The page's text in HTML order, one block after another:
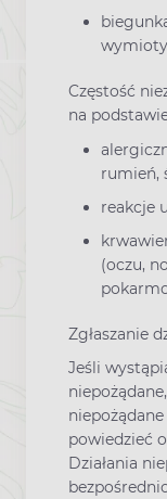
wymioty
Częstość
na
rumień,
reakcje
(oczu,
Zgłaszanie
Jeśli
powiedzieć
Działania